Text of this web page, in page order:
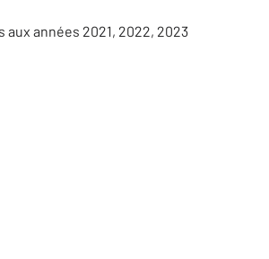
années 2021, 2022, 2023